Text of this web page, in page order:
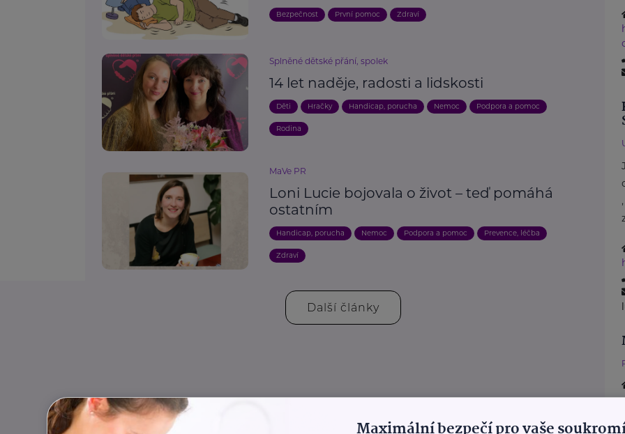
Bezpečnost První pomoc Zdraví
Splněné dětské přání, spolek
14 let naděje, radosti a lidskosti
Děti Hračky Handicap, porucha Nemoc Podpora a pomoc
Rodina
MaVe PR
Loni Lucie bojovala o život – teď pomáhá
ostatním
Handicap, porucha Nemoc Podpora a pomoc Prevence, léčba
Zdraví
Další články
Maximální bezpečí pro vaše